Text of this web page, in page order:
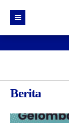
Data Guru
SPMB
Berita